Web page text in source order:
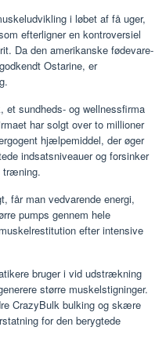
i løbet af få uger,
efterligner en kontroversiel
Da den amerikanske fødevare-
Ostarine, er
et sundheds- og wellnessfirma
har solgt over to millioner
hjælpemiddel, der øger
indsatsniveauer og forsinker
træning.
får man vedvarende energi,
pumps gennem hele
efter intensive
bruger i vid udstrækning
større muskelstigninger.
CrazyBulk bulking og skære
for den berygtede